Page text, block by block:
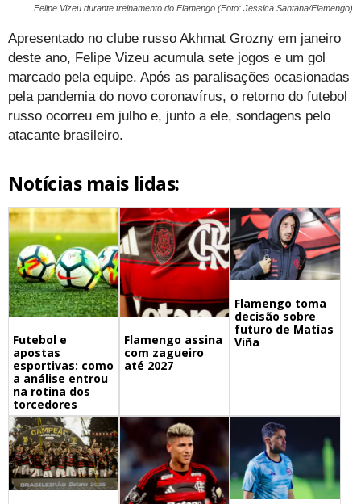
Felipe Vizeu durante treinamento do Flamengo (Foto: Jessica Santana/Flamengo)
Apresentado no clube russo Akhmat Grozny em janeiro
deste ano, Felipe Vizeu acumula sete jogos e um gol
marcado pela equipe. Após as paralisações ocasionadas
pela pandemia do novo coronavírus, o retorno do futebol
russo ocorreu em julho e, junto a ele, sondagens pelo
atacante brasileiro.
Notícias mais lidas:
Futebol e
apostas
esportivas: como
a análise entrou
na rotina dos
torcedores
Flamengo assina
com zagueiro
até 2027
Flamengo toma
decisão sobre
futuro de Matías
Viña